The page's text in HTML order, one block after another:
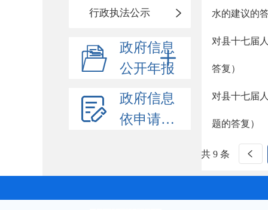
行政执法公示
政府信息
公开年报
政府信息
依申请公开
水的建议的
对县十七届
答复）
对县十七届
题的答复）
共 9 条